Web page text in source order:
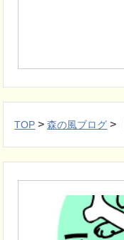
TOP >森の風ブログ >